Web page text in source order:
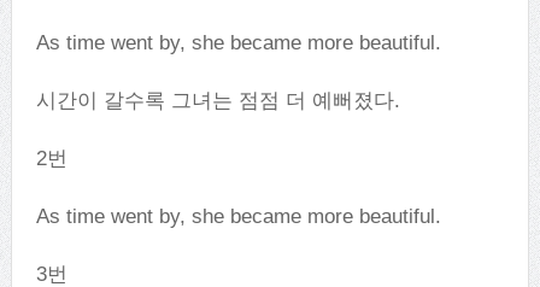
As time went by, she became more beautiful.
시간이 갈수록 그녀는 점점 더 예뻐졌다.
2번
As time went by, she became more beautiful.
3번